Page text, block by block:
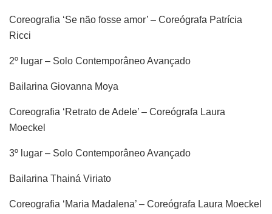
Coreografia ‘Se não fosse amor’ – Coreógrafa Patrícia
Ricci
2º lugar – Solo Contemporâneo Avançado
Bailarina Giovanna Moya
Coreografia ‘Retrato de Adele’ – Coreógrafa Laura
Moeckel
3º lugar – Solo Contemporâneo Avançado
Bailarina Thainá Viriato
Coreografia ‘Maria Madalena’ – Coreógrafa Laura Moeckel